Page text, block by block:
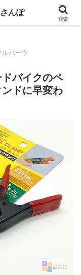
ドの魅力を語るブログ
ルパーツ
ドバイクのペ
ドに早変わ
んぽ
検索